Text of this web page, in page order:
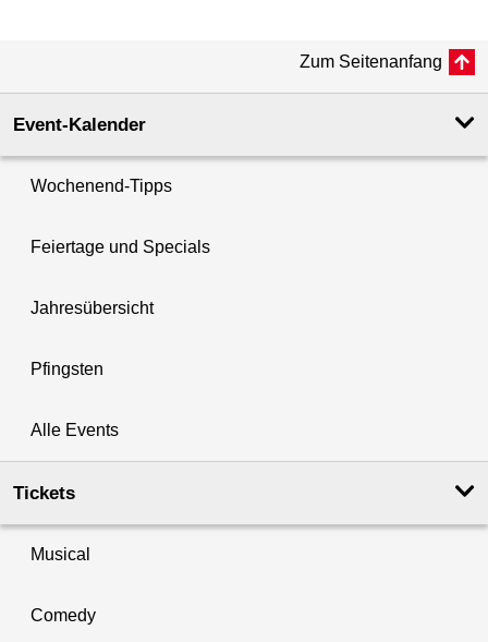
Zum Seitenanfang
Event-Kalender
Wochenend-Tipps
Feiertage und Specials
Jahresübersicht
Pfingsten
Alle Events
Tickets
Musical
Comedy